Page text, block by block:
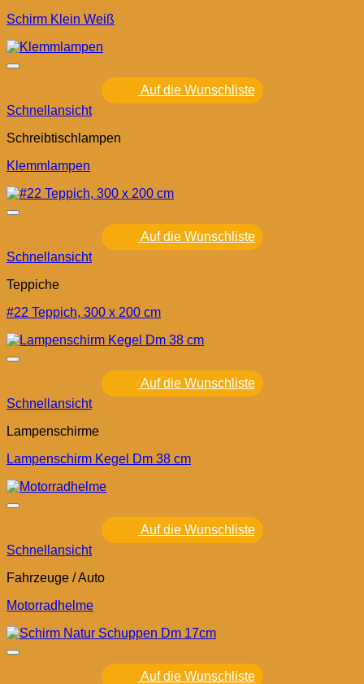
Schirm Klein Weiß
Auf die Wunschliste
Schnellansicht
Schreibtischlampen
Klemmlampen
Auf die Wunschliste
Schnellansicht
Teppiche
#22 Teppich, 300 x 200 cm
Auf die Wunschliste
Schnellansicht
Lampenschirme
Lampenschirm Kegel Dm 38 cm
Auf die Wunschliste
Schnellansicht
Fahrzeuge / Auto
Motorradhelme
Auf die Wunschliste